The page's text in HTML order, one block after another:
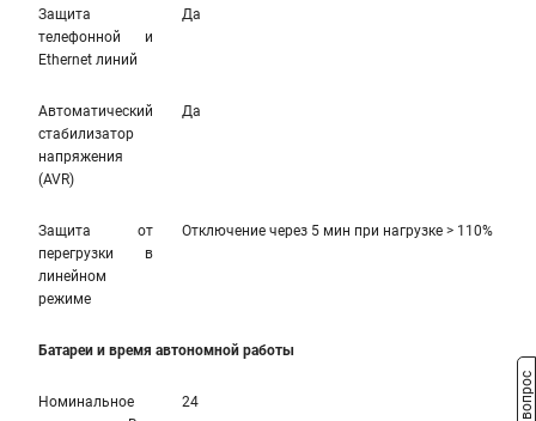
Защита
телефонной и
Ethernet линий
Да
Автоматический
стабилизатор
напряжения
(AVR)
Да
Защита от
перегрузки в
линейном
режиме
Отключение через 5 мин при нагрузке > 110%
Батареи и время автономной работы
Номинальное
24